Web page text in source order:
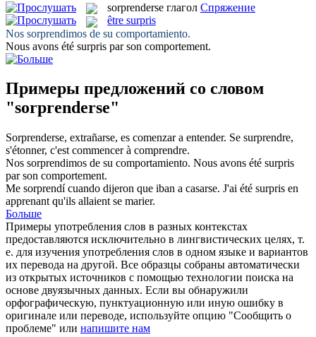
sorprenderse глагол Спряжение
être surpris
Nos sorprendimos de su comportamiento.
Nous avons été surpris par son comportement.
Примеры предложений со словом
"sorprenderse"
Sorprenderse, extrañarse, es comenzar a entender. Se surprendre,
s'étonner, c'est commencer à comprendre.
Nos sorprendimos de su comportamiento. Nous avons été surpris
par son comportement.
Me sorprendícuando dijeron que iban a casarse. J'ai été surpris en
apprenant qu'ils allaient se marier.
Больше
Примеры употребления слов в разных контекстах
предоставляются исключительно в лингвистических целях, т.
е. для изучения употребления слов в одном языке и вариантов
их перевода на другой. Все образцы собраны автоматически
из открытых источников с помощью технологии поиска на
основе двуязычных данных. Если вы обнаружили
орфографическую, пунктуационную или иную ошибку в
оригинале или переводе, используйте опцию "Сообщить о
проблеме" или напишите нам